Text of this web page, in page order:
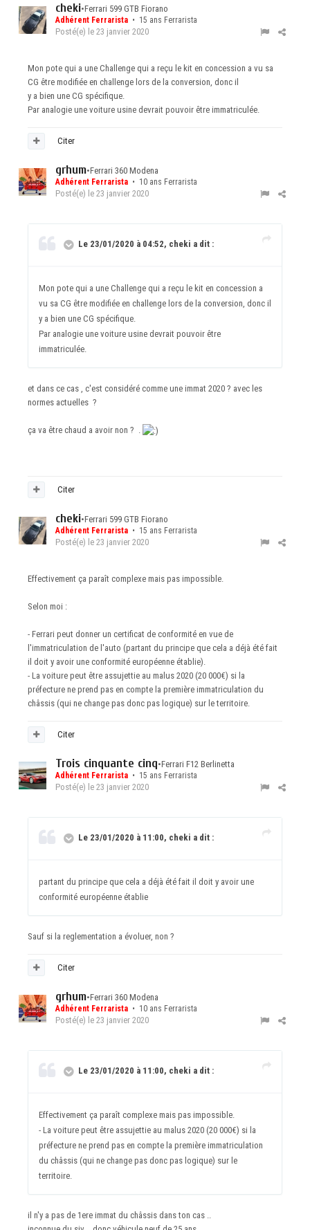
cheki•Ferrari 599 GTB Fiorano
Adhérent Ferrarista • 15 ans Ferrarista
Posté(e) le 23 janvier 2020
Mon pote qui a une Challenge qui a reçu le kit en concession a vu sa
CG être modifiée en challenge lors de la conversion, donc il
y a bien une CG spécifique.
Par analogie une voiture usine devrait pouvoir être immatriculée.
Citer
grhum•Ferrari 360 Modena
Adhérent Ferrarista • 10 ans Ferrarista
Posté(e) le 23 janvier 2020
Le 23/01/2020 à 04:52, cheki a dit :
Mon pote qui a une Challenge qui a reçu le kit en concession a
vu sa CG être modifiée en challenge lors de la conversion, donc il
y a bien une CG spécifique.
Par analogie une voiture usine devrait pouvoir être
immatriculée.
et dans ce cas , c'est considéré comme une immat 2020 ? avec les
normes actuelles ?
ça va être chaud a avoir non ? .
Citer
cheki•Ferrari 599 GTB Fiorano
Adhérent Ferrarista • 15 ans Ferrarista
Posté(e) le 23 janvier 2020
Effectivement ça paraît complexe mais pas impossible.
Selon moi :
- Ferrari peut donner un certificat de conformité en vue de
l'immatriculation de l'auto (partant du principe que cela a déjà été fait
il doit y avoir une conformité européenne établie).
- La voiture peut être assujettie au malus 2020 (20 000€) si la
préfecture ne prend pas en compte la première immatriculation du
châssis (qui ne change pas donc pas logique) sur le territoire.
Citer
Trois cinquante cinq•Ferrari F12 Berlinetta
Adhérent Ferrarista • 15 ans Ferrarista
Posté(e) le 23 janvier 2020
Le 23/01/2020 à 11:00, cheki a dit :
partant du principe que cela a déjà été fait il doit y avoir une
conformité européenne établie
Sauf si la reglementation a évoluer, non ?
Citer
grhum•Ferrari 360 Modena
Adhérent Ferrarista • 10 ans Ferrarista
Posté(e) le 23 janvier 2020
Le 23/01/2020 à 11:00, cheki a dit :
Effectivement ça paraît complexe mais pas impossible.
- La voiture peut être assujettie au malus 2020 (20 000€) si la
préfecture ne prend pas en compte la première immatriculation
du châssis (qui ne change pas donc pas logique) sur le
territoire.
il n'y a pas de 1ere immat du châssis dans ton cas ..